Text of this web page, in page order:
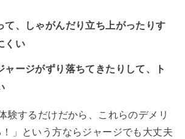
て、しゃがんだり立ち上がったりす
くい
ャージがずり落ちてきたりして、ト
験するだけだから、これらのデメリ
」という方ならジャージでも大丈夫